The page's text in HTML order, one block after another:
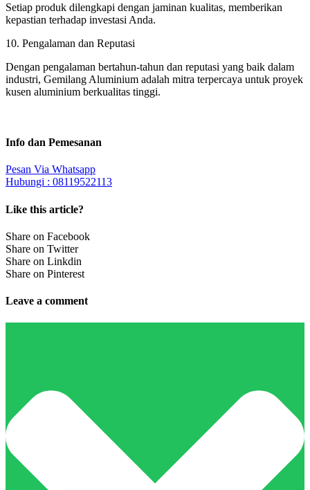
Setiap produk dilengkapi dengan jaminan kualitas, memberikan
kepastian terhadap investasi Anda.
10. Pengalaman dan Reputasi
Dengan pengalaman bertahun-tahun dan reputasi yang baik dalam
industri, Gemilang Aluminium adalah mitra terpercaya untuk proyek
kusen aluminium berkualitas tinggi.
Info dan Pemesanan
Pesan Via Whatsapp
Hubungi : 08119522113
Like this article?
Share on Facebook
Share on Twitter
Share on Linkdin
Share on Pinterest
Leave a comment